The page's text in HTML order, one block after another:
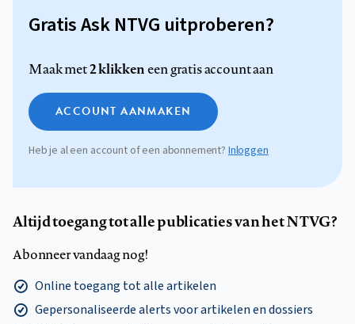
Gratis Ask NTVG uitproberen?
Maak met2 klikkeneen gratis account aan
ACCOUNT AANMAKEN
Heb je al een account of een abonnement?Inloggen
Altijd toegang tot alle publicaties van het NTVG?
Abonneer vandaag nog!
Online toegang tot alle artikelen
Gepersonaliseerde alerts voor artikelen en dossiers